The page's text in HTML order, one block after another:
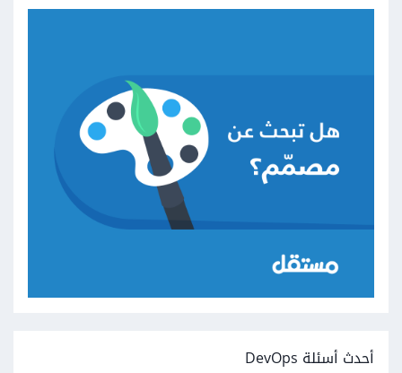
أحدث أسئلة DevOps